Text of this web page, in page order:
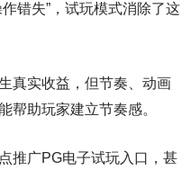
错失”，试玩模式消除了这
真实收益，但节奏、动画
帮助玩家建立节奏感。
推广PG电子试玩入口，甚